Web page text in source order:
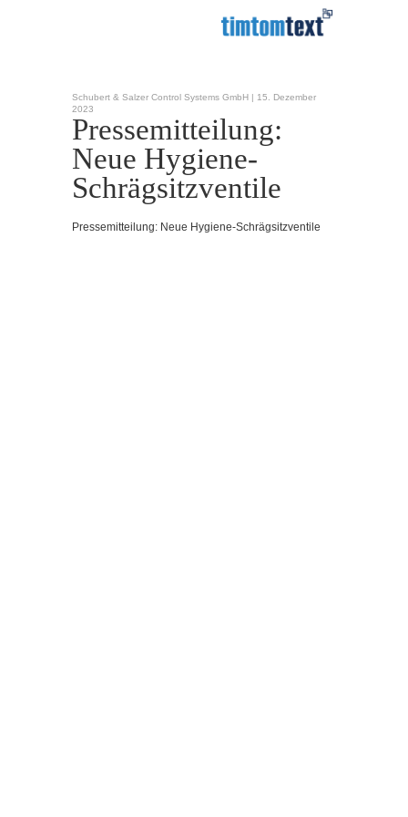
Schubert & Salzer Control Systems GmbH | 15. Dezember
2023
Pressemitteilung:
Neue Hygiene-
Schrägsitzventile
Pressemitteilung: Neue Hygiene-Schrägsitzventile